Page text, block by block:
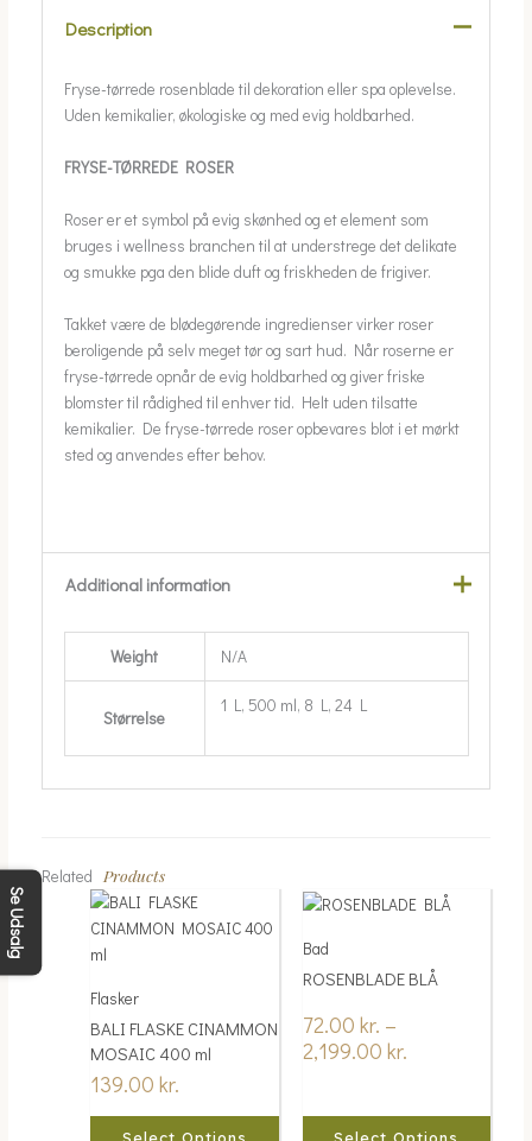
Description
Fryse-tørrede rosenblade til dekoration eller spa oplevelse.
Uden kemikalier, økologiske og med evig holdbarhed.
FRYSE-TØRREDE ROSER
Roser er et symbol på evig skønhed og et element som
bruges i wellness branchen til at understrege det delikate
og smukke pga den blide duft og friskheden de frigiver.
Takket være de blødegørende ingredienser virker roser
beroligende på selv meget tør og sart hud. Når roserne er
fryse-tørrede opnår de evig holdbarhed og giver friske
blomster til rådighed til enhver tid. Helt uden tilsatte
kemikalier. De fryse-tørrede roser opbevares blot i et mørkt
sted og anvendes efter behov.
Additional information
Weight N/A
Størrelse
1 L, 500 ml, 8 L, 24 L
Related Products
Flasker
BALI FLASKE CINAMMON
MOSAIC 400 ml
139.00 kr.
This
product
has
variants.
The
options
may
chosen
Bad
ROSENBLADE BLÅ
72.00 kr. –
2,199.00 kr.
Price
through
This
has
multiple
The
options
chosen
Se Udsalg